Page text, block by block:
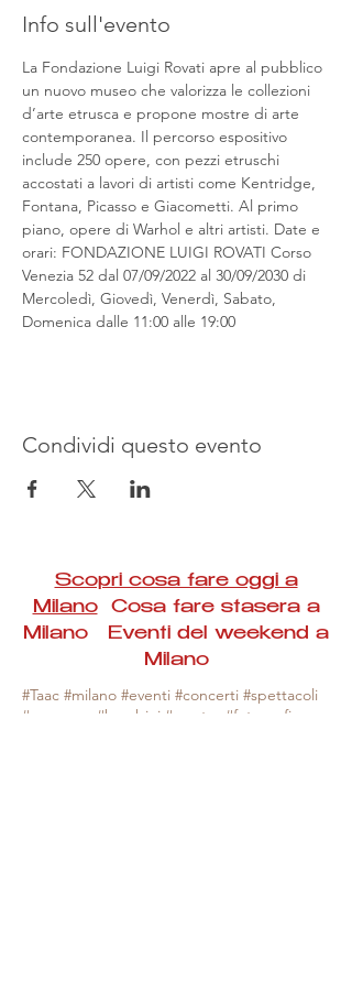
Info sull'evento
La Fondazione Luigi Rovati apre al pubblico
un nuovo museo che valorizza le collezioni
d’arte etrusca e propone mostre di arte
contemporanea. Il percorso espositivo
include 250 opere, con pezzi etruschi
accostati a lavori di artisti come Kentridge,
Fontana, Picasso e Giacometti. Al primo
piano, opere di Warhol e altri artisti. Date e
orari: FONDAZIONE LUIGI ROVATI Corso
Venezia 52 dal 07/09/2022 al 30/09/2030 di
Mercoledì, Giovedì, Venerdì, Sabato,
Domenica dalle 11:00 alle 19:00
Condividi questo evento
Scopri cosa fare oggi a
MilanoCosa fare stasera a
Milano Eventi del weekend a
Milano
#Taac #milano #eventi #concerti #spettacoli
#rassegne #bambini #mostre #fotografia